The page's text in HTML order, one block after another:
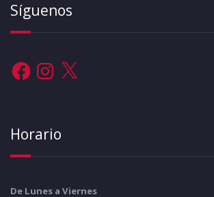
Síguenos
FacebookInstagram
X
Horario
De Lunes a Viernes